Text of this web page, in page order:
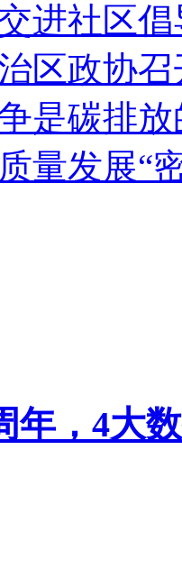
进社区
区政协
是碳排
量发展“
年，4大